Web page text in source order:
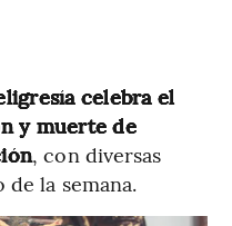
celebra el
y muerte de
, con diversas
la semana.